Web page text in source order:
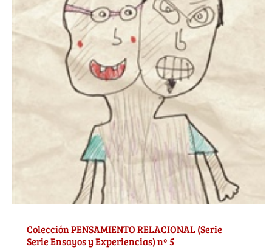
Colección PENSAMIENTO RELACIONAL (Serie
Serie Ensayos y Experiencias) nº 5